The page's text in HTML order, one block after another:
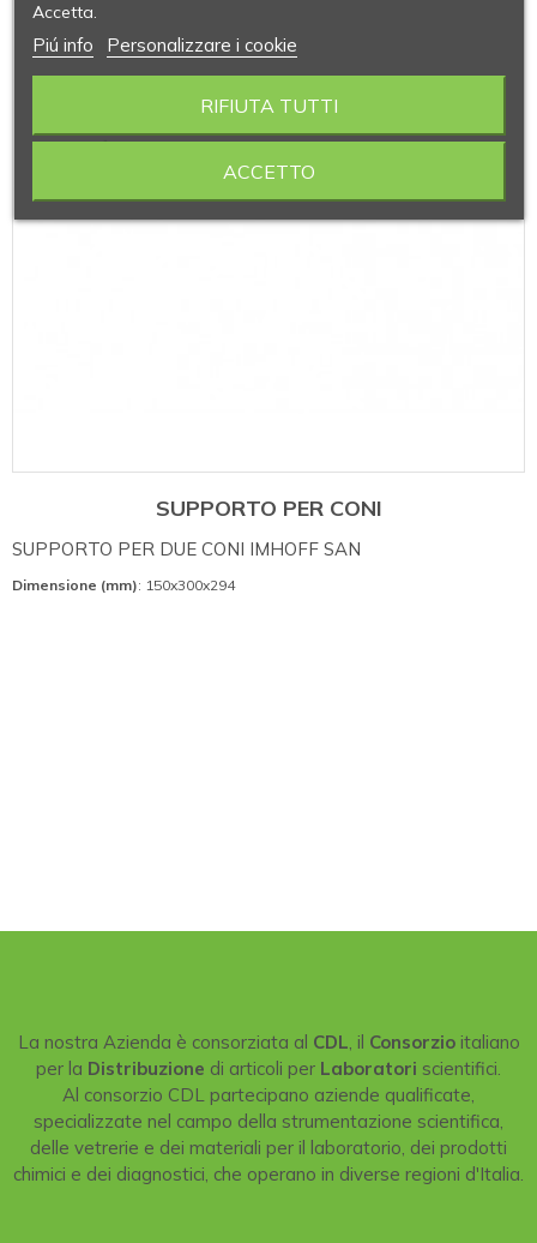
SUPPORTO PER CONI
SUPPORTO PER DUE CONI IMHOFF SAN
Dimensione (mm): 150x300x294
La nostra Azienda è consorziata al CDL , il Consorzioitaliano
per la Distribuzione di articoli per Laboratori scientifici.
Al consorzio CDL partecipano aziende qualificate,
specializzate nel campo della strumentazione scientifica,
delle vetrerie e dei materiali per il laboratorio, dei prodotti
chimici e dei diagnostici, che operano in diverse regioni d'Italia.
Accetta.
Piú info Personalizzare i cookie
RIFIUTA TUTTI
ACCETTO